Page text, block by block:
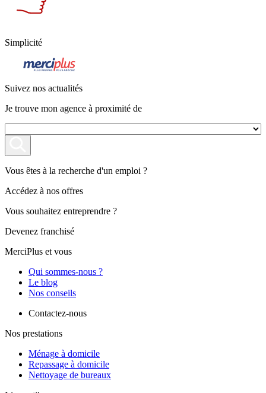
Simplicité
Suivez nos actualités
Je trouve mon agence à proximité de
Vous êtes à la recherche d'un emploi ?
Accédez à nos offres
Vous souhaitez entreprendre ?
Devenez franchisé
MerciPlus et vous
Qui sommes-nous ?
Le blog
Nos conseils
Contactez-nous
Nos prestations
Ménage à domicile
Repassage à domicile
Nettoyage de bureaux